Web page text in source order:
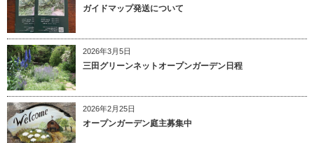
ガイドマップ発送について
2026年3月5日
三田グリーンネットオープンガーデン日程
2026年2月25日
オープンガーデン庭主募集中